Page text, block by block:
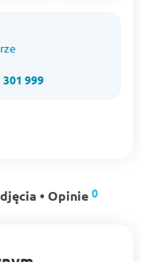
301 999
• Opinie 0